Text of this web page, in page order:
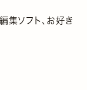
ソフト、お好き